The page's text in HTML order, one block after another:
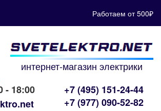
Работаем от 500₽
интернет-магазин электрики
- 18:00
+7 (495) 151-24-44
+7 (977) 090-52-82